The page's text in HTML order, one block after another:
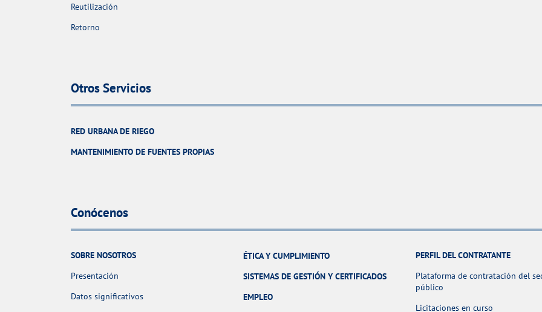
Reutilización
Retorno
Otros Servicios
RED URBANA DE RIEGO
MANTENIMIENTO DE FUENTES PROPIAS
Conócenos
SOBRE NOSOTROS
Presentación
Datos significativos
ÉTICA Y CUMPLIMIENTO
SISTEMAS DE GESTIÓN Y CERTIFICADOS
EMPLEO
PERFIL DEL CONTRATANTE
Plataforma de contratación del
público
Licitaciones en curso